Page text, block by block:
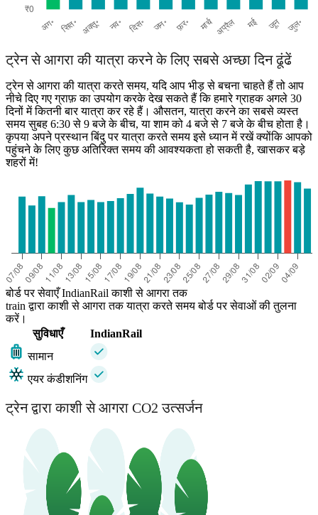
ट्रेन से आगरा की यात्रा करने के लिए सबसे अच्छा दिन ढूंढें
ट्रेन से आगरा की यात्रा करते समय, यदि आप भीड़ से बचना चाहते हैं तो आप
नीचे दिए गए ग्राफ़ का उपयोग करके देख सकते हैं कि हमारे ग्राहक अगले 30
दिनों में कितनी बार यात्रा कर रहे हैं। औसतन, यात्रा करने का सबसे व्यस्त
समय सुबह 6:30 से 9 बजे के बीच, या शाम को 4 बजे से 7 बजे के बीच होता है।
कृपया अपने प्रस्थान बिंदु पर यात्रा करते समय इसे ध्यान में रखें क्योंकि आपको
पहुंचने के लिए कुछ अतिरिक्त समय की आवश्यकता हो सकती है, खासकर बड़े
शहरों में!
बोर्ड पर सेवाएँ IndianRail काशी से आगरा तक
train द्वारा काशी से आगरा तक यात्रा करते समय बोर्ड पर सेवाओं की तुलना
करें।
सुविधाएँ
IndianRail
सामान
एयर कंडीशनिंग
ट्रेन द्वारा काशी से आगरा CO2 उत्सर्जन